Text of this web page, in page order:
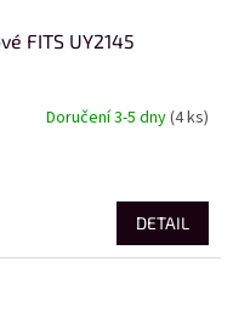
FITS UY2145
Doručení 3-5 dny(4 ks)
DETAIL